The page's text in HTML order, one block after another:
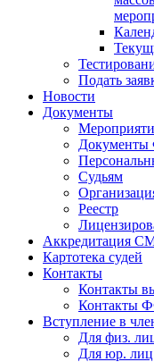
Подать
Новости
Документы
Судьям
Реестр
Аккредитация
Картотека судей
Контакты
Контакты
Контакты
Вступление в
Для физ.
Для юр. лиц